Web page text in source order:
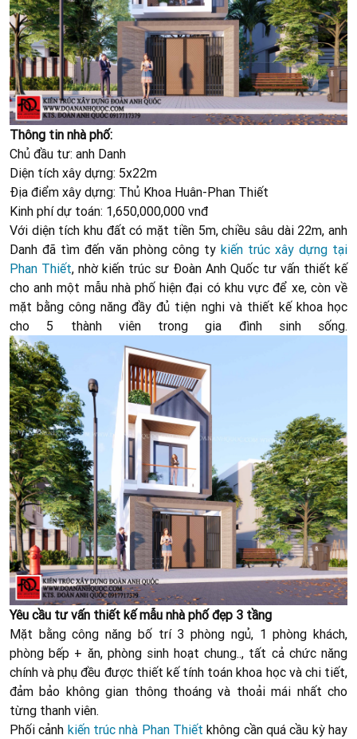
Thông tin nhà phố:
Chủ đầu tư: anh Danh
Diện tích xây dựng: 5x22m
Địa điểm xây dựng: Thủ Khoa Huân-Phan Thiết
Kinh phí dự toán: 1,650,000,000 vnđ
Với diện tích khu đất có mặt tiền 5m, chiều sâu dài 22m, anh
Danh đã tìm đến văn phòng công ty kiến trúc xây dựng tại
Phan Thiết, nhờ kiến trúc sư Đoàn Anh Quốc tư vấn thiết kế
cho anh một mẫu nhà phố hiện đại có khu vực để xe, còn về
mặt bằng công năng đầy đủ tiện nghi và thiết kế khoa học
cho 5 thành viên trong gia đình sinh sống.
Yêu cầu tư vấn thiết kế mẫu nhà phố đẹp 3 tầng
Mặt bằng công năng bố trí 3 phòng ngủ, 1 phòng khách,
phòng bếp + ăn, phòng sinh hoạt chung.., tất cả chức năng
chính và phụ đều được thiết kế tính toán khoa học và chi tiết,
đảm bảo không gian thông thoáng và thoải mái nhất cho
từng thanh viên.
Phối cảnh kiến trúc nhà Phan Thiết không cần quá cầu kỳ hay